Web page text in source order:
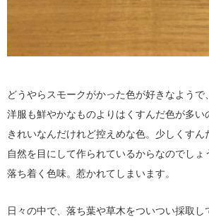
どうやらスモークがかった色が好きなようで、
洋服も鮮やかなものよりはくすんだ色が多い
きれいなんだけれど控えめな色。少しくすん
自然を目にして作られているからなのでしょ
落ち着く色味。惹かれてしまいます。
日々の中で、落ち葉や草木をついつい採取し